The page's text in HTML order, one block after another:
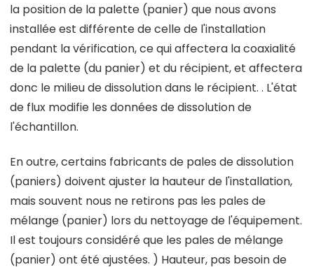
la position de la palette (panier) que nous avons
installée est différente de celle de l'installation
pendant la vérification, ce qui affectera la coaxialité
de la palette (du panier) et du récipient, et affectera
donc le milieu de dissolution dans le récipient. . L'état
de flux modifie les données de dissolution de
l'échantillon.
En outre, certains fabricants de pales de dissolution
(paniers) doivent ajuster la hauteur de l'installation,
mais souvent nous ne retirons pas les pales de
mélange (panier) lors du nettoyage de l'équipement.
Il est toujours considéré que les pales de mélange
(panier) ont été ajustées. ) Hauteur, pas besoin de